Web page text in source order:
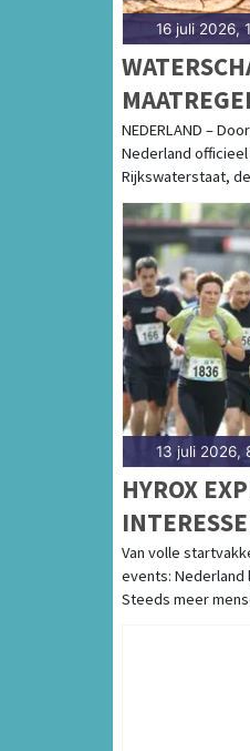
16 juli 2026,
NEDERLAND –
Nederland
Rijkswaterstaat,
13 juli 2026,
HYROX
3.000%
Van volle
events: Nederland
Steeds meer